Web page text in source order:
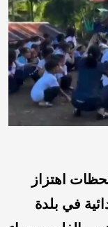
اهتزاز
في بلدة